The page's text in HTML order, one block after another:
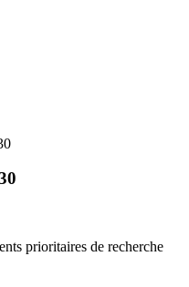
prioritaires de recherche